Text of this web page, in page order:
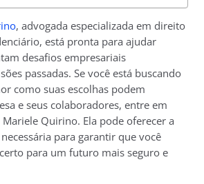
, advogada especializada em direito
está pronta para ajudar
desafios empresariais
passadas. Se você está buscando
como suas escolhas podem
e seus colaboradores, entre em
Quirino. Ela pode oferecer a
para garantir que você
para um futuro mais seguro e